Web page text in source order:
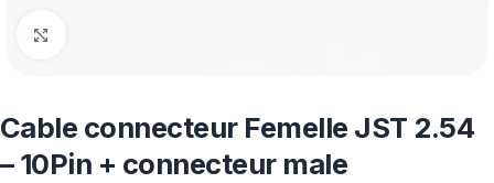
Cable connecteur Femelle JST 2.54
– 10Pin + connecteur male